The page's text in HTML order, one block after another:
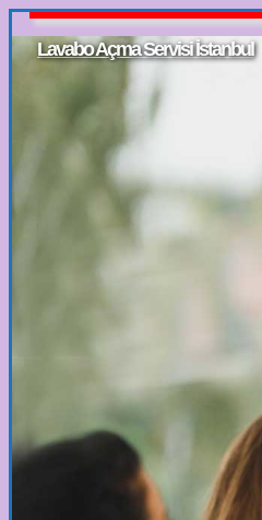
İçeriğe
geçLavabo Açma Servisi İstanbul